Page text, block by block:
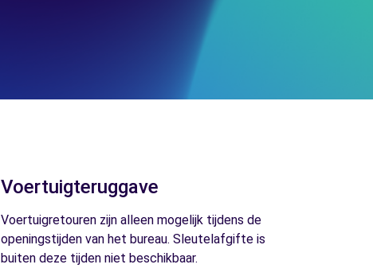
Voertuigteruggave
Voertuigretouren zijn alleen mogelijk tijdens de
openingstijden van het bureau. Sleutelafgifte is
buiten deze tijden niet beschikbaar.